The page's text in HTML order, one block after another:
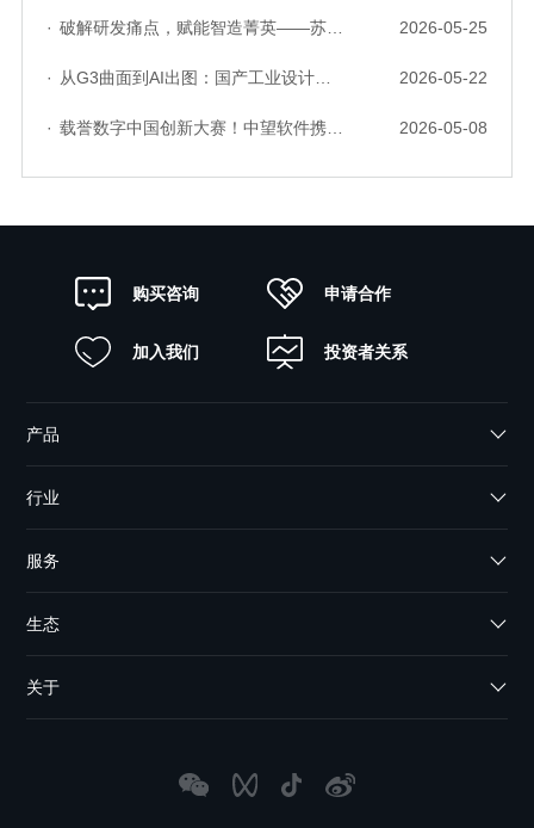
· 破解研发痛点，赋能智造菁英——苏州研发菁英 CTO 成长营暨高级人才认证启动会圆满落幕 2026-05-25
· 从G3曲面到AI出图：国产工业设计软件的硬实力到底怎么样了？ 2026-05-22
· 载誉数字中国创新大赛！中望软件携手三家伙伴，斩获信创赛道多项大奖 2026-05-08
购买咨询 申请合作
加入我们 投资者关系
产品
行业
服务
生态
关于